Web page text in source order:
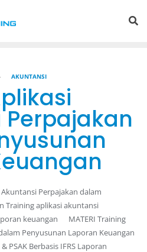
AKUNTANSI
Perpajakan dalam
Training aplikasi akuntansi
keuangan MATERI Training
Penyusunan Laporan Keuangan
PSAK Berbasis IFRS Laporan